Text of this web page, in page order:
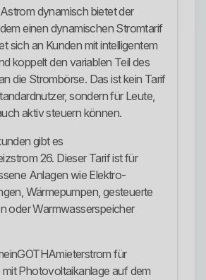
dynamisch bietet der
einen dynamischen Stromtarif
sich an Kunden mit intelligentem
koppelt den variablen Teil des
die Strombörse. Das ist kein Tarif
sondern für Leute,
aktiv steuern können.
gibt es
26. Dieser Tarif ist für
Anlagen wie Elektro-
Wärmepumpen, gesteuerte
oder Warmwasserspeicher
für
Photovoltaikanlage auf dem